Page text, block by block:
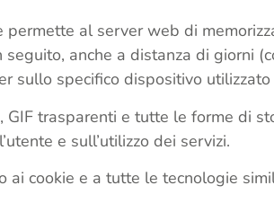
al server web di
anche a distanza di giorni
sullo specifico dispositivo
trasparenti e tutte le forme di
e sull’utilizzo dei servizi.
cookie e a tutte le tecnologie